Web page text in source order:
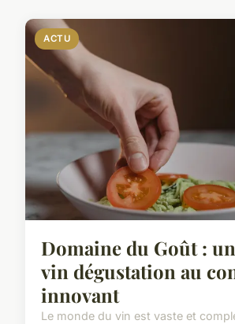
ACTU
Domaine du Goût :
vin dégustation au
innovant
Le monde du vin est vaste et